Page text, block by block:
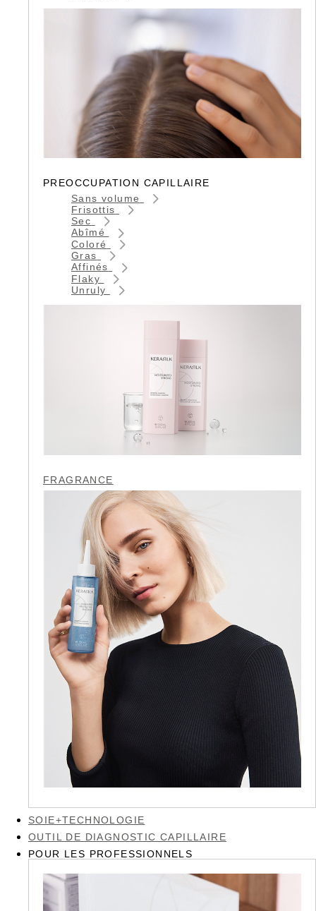
PREOCCUPATION CAPILLAIRE
Sans volume
Frisottis
Sec
Abîmé
Coloré
Gras
Affinés
Flaky
Unruly
FRAGRANCE
SOIE+TECHNOLOGIE
OUTIL DE DIAGNOSTIC CAPILLAIRE
POUR LES PROFESSIONNELS